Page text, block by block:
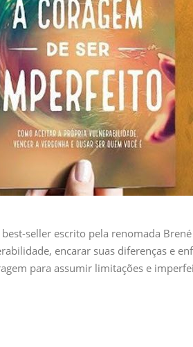
seller escrito pela renomada
encarar suas diferenças e
para assumir limitações e